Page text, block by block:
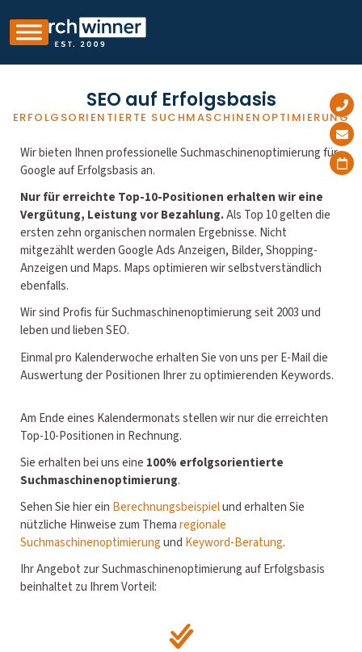
SEO auf Erfolgsbasis
ERFOLGSORIENTIERTE SUCHMASCHINENOPTIMIERUNG
Wir bieten Ihnen professionelle Suchmaschinenoptimierung für
Google auf Erfolgsbasis an.
Nur für erreichte Top-10-Positionen erhalten wir eine
Vergütung, Leistung vor Bezahlung.Als Top 10 gelten die
ersten zehn organischen normalen Ergebnisse. Nicht
mitgezählt werden Google Ads Anzeigen, Bilder, Shopping-
Anzeigen und Maps. Maps optimieren wir selbstverständlich
ebenfalls.
Wir sind Profis für Suchmaschinenoptimierung seit 2003 und
leben und lieben SEO.
Einmal pro Kalenderwoche erhalten Sie von uns per E-Mail die
Auswertung der Positionen Ihrer zu optimierenden Keywords.
Am Ende eines Kalendermonats stellen wir nur die erreichten
Top-10-Positionen in Rechnung.
Sie erhalten bei uns eine 100% erfolgsorientierte
Suchmaschinenoptimierung.
Sehen Sie hier ein Berechnungsbeispielund erhalten Sie
nützliche Hinweise zum Themaregionale
Suchmaschinenoptimierungund Keyword-Beratung.
Ihr Angebot zur Suchmaschinenoptimierung auf Erfolgsbasis
beinhaltet zu Ihrem Vorteil: